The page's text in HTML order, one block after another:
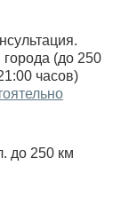
(до 250
часов)
до 250 км